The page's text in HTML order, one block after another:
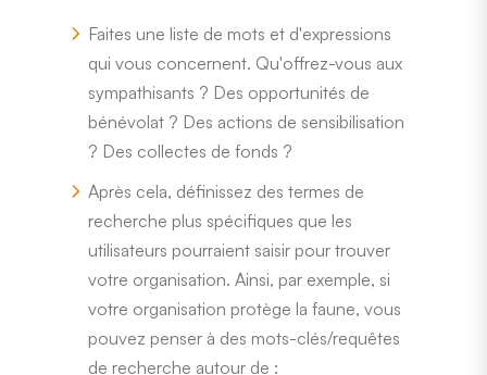
Faites une liste de mots et d'expressions
qui vous concernent. Qu'offrez-vous aux
sympathisants ? Des opportunités de
bénévolat ? Des actions de sensibilisation
? Des collectes de fonds ?
Après cela, définissez des termes de
recherche plus spécifiques que les
utilisateurs pourraient saisir pour trouver
votre organisation. Ainsi, par exemple, si
votre organisation protège la faune, vous
pouvez penser à des mots-clés/requêtes
de recherche autour de :